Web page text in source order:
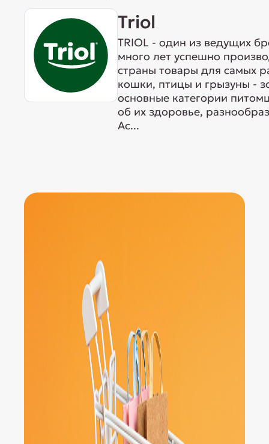
Triol
TRIOL - один из ведущих
много лет успешно
страны товары для самых
кошки, птицы и грызуны -
основные категории
об их здоровье,
Ас...